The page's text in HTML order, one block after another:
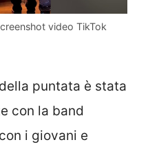
video TikTok
puntata è stata
con la band
i giovani e